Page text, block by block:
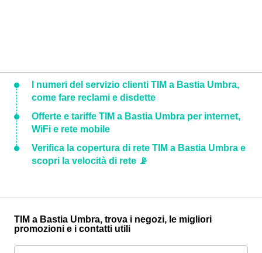
I numeri del servizio clienti TIM a Bastia Umbra,
come fare reclami e disdette
Offerte e tariffe TIM a Bastia Umbra per internet,
WiFi e rete mobile
Verifica la copertura di rete TIM a Bastia Umbra e
scopri la velocità di rete 📡
TIM a Bastia Umbra, trova i negozi, le migliori
promozioni e i contatti utili